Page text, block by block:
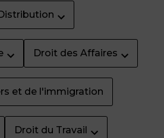
Droit des Affaires
et de l'immigration
Droit du Travail